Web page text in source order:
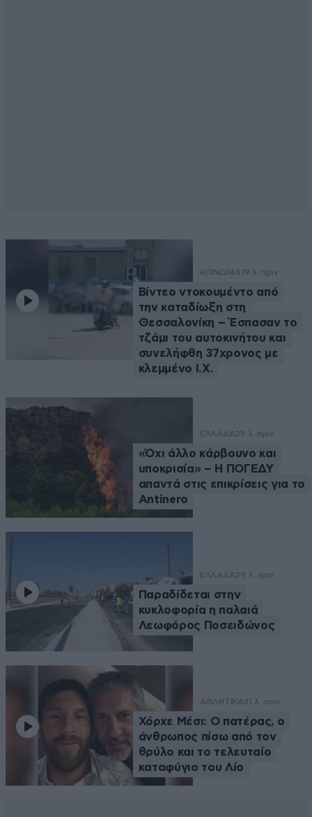
ΚΟΙΝΩΝΙΑ 19 λ. πριν
Βίντεο ντοκουμέντο από
την καταδίωξη στη
Θεσσαλονίκη – Έσπασαν το
τζάμι του αυτοκινήτου και
συνελήφθη 37χρονος με
κλεμμένο Ι.Χ.
ΕΛΛΑΔΑ25 λ. πριν
«Όχι άλλο κάρβουνο και
υποκρισία» – Η ΠΟΓΕΔΥ
απαντά στις επικρίσεις για το
Antinero
ΕΛΛΑΔΑ29 λ. πριν
Παραδίδεται στην
κυκλοφορία η παλαιά
Λεωφόρος Ποσειδώνος
ΑΘΛΗΤΙΚΑ31 λ. πριν
Χόρχε Μέσι: Ο πατέρας, ο
άνθρωπος πίσω από τον
θρύλο και το τελευταίο
καταφύγιο του Λίο